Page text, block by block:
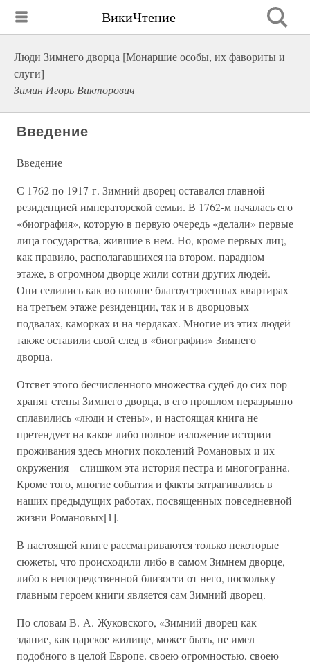
ВикиЧтение
Люди Зимнего дворца [Монаршие особы, их фавориты и
слуги]
Зимин Игорь Викторович
Введение
Введение
С 1762 по 1917 г. Зимний дворец оставался главной
резиденцией императорской семьи. В 1762-м началась его
«биография», которую в первую очередь «делали» первые
лица государства, жившие в нем. Но, кроме первых лиц,
как правило, располагавшихся на втором, парадном
этаже, в огромном дворце жили сотни других людей.
Они селились как во вполне благоустроенных квартирах
на третьем этаже резиденции, так и в дворцовых
подвалах, каморках и на чердаках. Многие из этих людей
также оставили свой след в «биографии» Зимнего
дворца.
Отсвет этого бесчисленного множества судеб до сих пор
хранят стены Зимнего дворца, в его прошлом неразрывно
сплавились «люди и стены», и настоящая книга не
претендует на какое-либо полное изложение истории
проживания здесь многих поколений Романовых и их
окружения – слишком эта история пестра и многогранна.
Кроме того, многие события и факты затрагивались в
наших предыдущих работах, посвященных повседневной
жизни Романовых[1].
В настоящей книге рассматриваются только некоторые
сюжеты, что происходили либо в самом Зимнем дворце,
либо в непосредственной близости от него, поскольку
главным героем книги является сам Зимний дворец.
По словам В. А. Жуковского, «Зимний дворец как
здание, как царское жилище, может быть, не имел
подобного в целой Европе. своею огромностью, своею